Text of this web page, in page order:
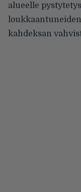
alueelle
kahdeksan